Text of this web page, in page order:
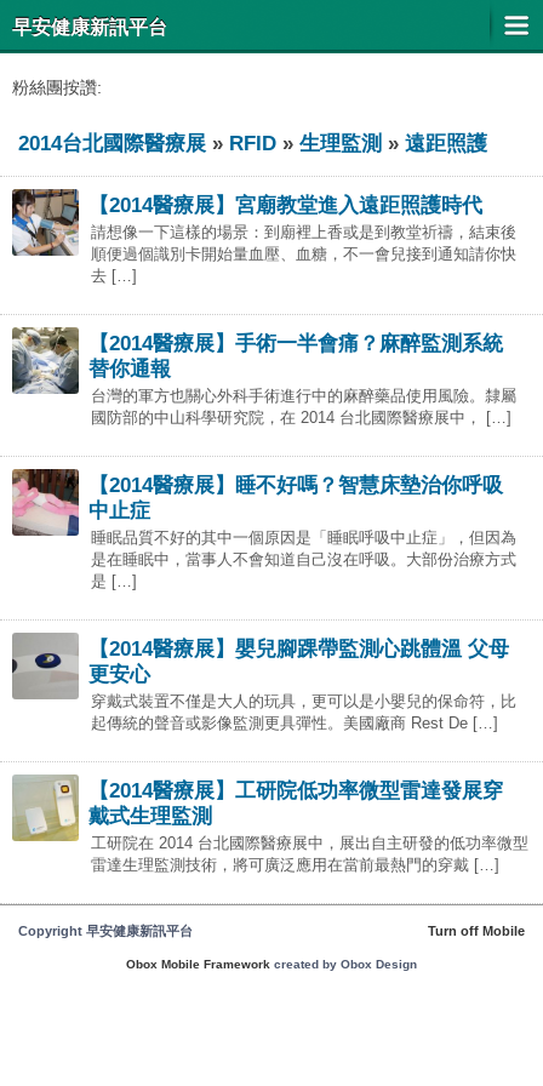
早安健康新訊平台
粉絲團按讚:
2014台北國際醫療展 » RFID » 生理監測 » 遠距照護
【2014醫療展】宮廟教堂進入遠距照護時代
請想像一下這樣的場景：到廟裡上香或是到教堂祈禱，結束後
順便過個識別卡開始量血壓、血糖，不一會兒接到通知請你快
去 […]
【2014醫療展】手術一半會痛？麻醉監測系統
替你通報
台灣的軍方也關心外科手術進行中的麻醉藥品使用風險。隸屬
國防部的中山科學研究院，在 2014 台北國際醫療展中， […]
【2014醫療展】睡不好嗎？智慧床墊治你呼吸
中止症
睡眠品質不好的其中一個原因是「睡眠呼吸中止症」，但因為
是在睡眠中，當事人不會知道自己沒在呼吸。大部份治療方式
是 […]
【2014醫療展】嬰兒腳踝帶監測心跳體溫 父母
更安心
穿戴式裝置不僅是大人的玩具，更可以是小嬰兒的保命符，比
起傳統的聲音或影像監測更具彈性。美國廠商 Rest De […]
【2014醫療展】工研院低功率微型雷達發展穿
戴式生理監測
工研院在 2014 台北國際醫療展中，展出自主研發的低功率微型
雷達生理監測技術，將可廣泛應用在當前最熱門的穿戴 […]
Copyright 早安健康新訊平台 Turn off Mobile
Obox Mobile Framework created by Obox Design